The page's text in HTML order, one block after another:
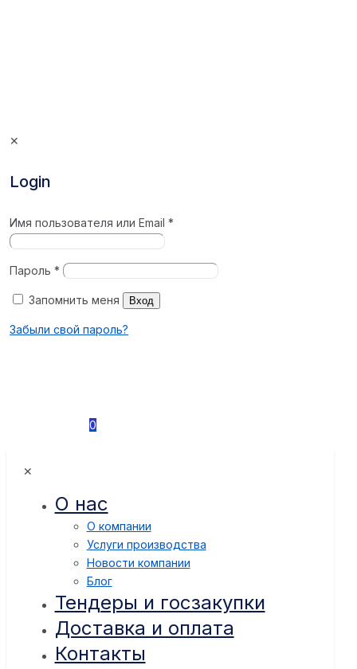
✕
Login
Имя пользователя или Email*
Пароль*
Запомнить меня Вход
Забыли свой пароль?
0
✕
О нас
О компании
Услуги производства
Новости компании
Блог
Тендеры и госзакупки
Доставка и оплата
Контакты